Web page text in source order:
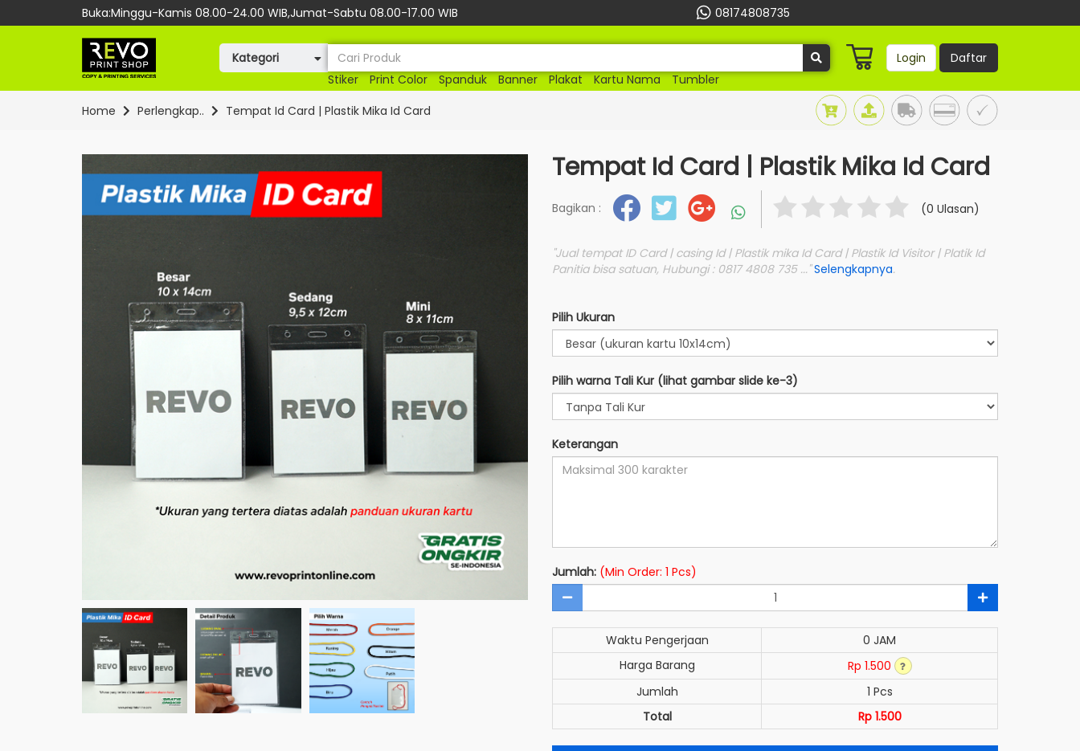
Buka:Minggu-Kamis 08.00-24.00 WIB,Jumat-Sabtu 08.00-17.00 WIB 08174808735
Kategori
Stiker
Print Color Spanduk Banner Plakat Kartu Nama Tumbler
Login Daftar
Home Perlengkap.. Tempat Id Card | Plastik Mika Id Card
Tempat Id Card | Plastik Mika Id Card
Bagikan : (0 Ulasan)
"Jual tempat ID Card | casing Id | Plastik mika Id Card | Plastik Id Visitor | Platik Id
Panitia bisa satuan, Hubungi : 0817 4808 735 ..."Selengkapnya.
Pilih Ukuran
Pilih warna Tali Kur (lihat gambar slide ke-3)
Keterangan
Jumlah: (Min Order: 1 Pcs)
Waktu Pengerjaan
0 JAM
Harga Barang
Rp 1.500
Jumlah
1 Pcs
Total
Rp 1.500